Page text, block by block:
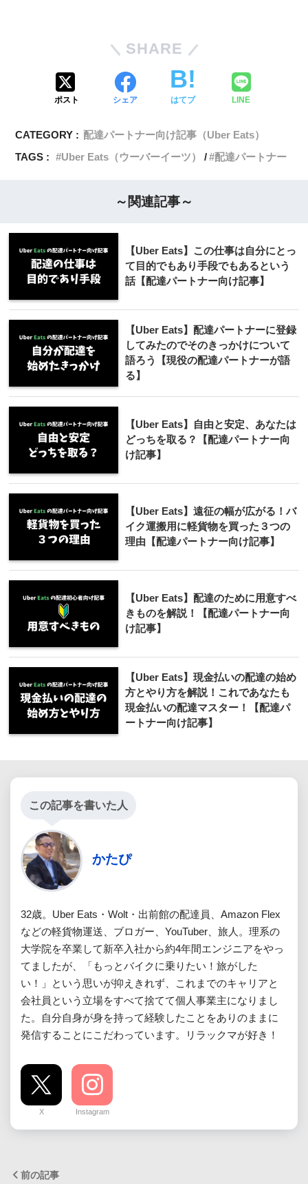
SHARE
ポスト シェア はてブ LINE
CATEGORY : 配達パートナー向け記事（Uber Eats）
TAGS :
Uber Eats（ウーバーイーツ） 配達パートナー
～関連記事～
【Uber Eats】この仕事は自分にとっ
て目的でもあり手段でもあるという
話【配達パートナー向け記事】
【Uber Eats】配達パートナーに登録
してみたのでそのきっかけについて
語ろう【現役の配達パートナーが語
る】
【Uber Eats】自由と安定、あなたは
どっちを取る？【配達パートナー向
け記事】
【Uber Eats】遠征の幅が広がる！バ
イク運搬用に軽貨物を買った３つの
理由【配達パートナー向け記事】
【Uber Eats】配達のために用意すべ
きものを解説！【配達パートナー向
け記事】
【Uber Eats】現金払いの配達の始め
方とやり方を解説！これであなたも
現金払いの配達マスター！【配達パ
ートナー向け記事】
この記事を書いた人
かたぴ
32歳。Uber Eats・Wolt・出前館の配達員、Amazon Flex
などの軽貨物運送、ブロガー、YouTuber、旅人。理系の
大学院を卒業して新卒入社から約4年間エンジニアをやっ
てましたが、「もっとバイクに乗りたい！旅がした
い！」という思いが抑えきれず、これまでのキャリアと
会社員という立場をすべて捨てて個人事業主になりまし
た。自分自身が身を持って経験したことをありのままに
発信することにこだわっています。リラックマが好き！
X Instagram
前の記事